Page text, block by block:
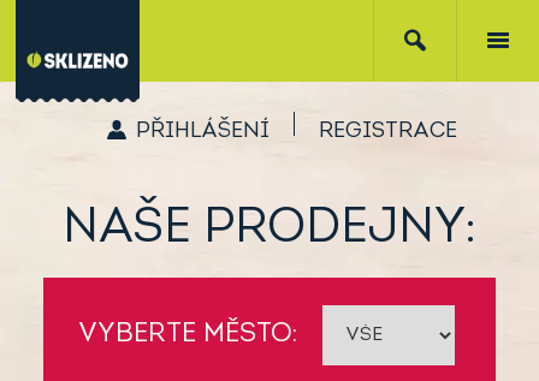
PŘIHLÁŠENÍ REGISTRACE
NAŠE PRODEJNY:
VYBERTE MĚSTO: